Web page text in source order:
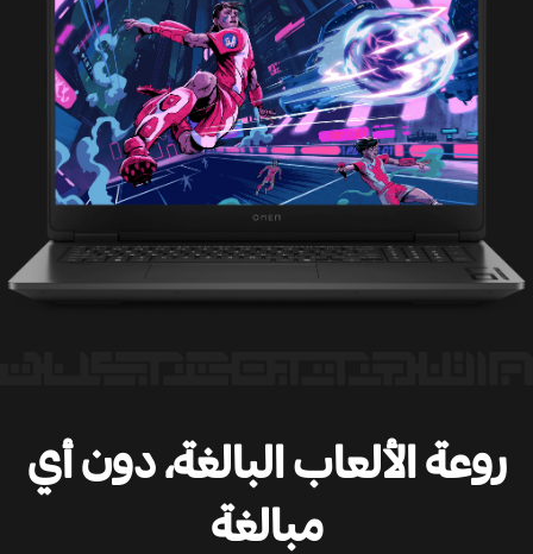
روعة الألعاب البالغة، دون أي
مبالغة